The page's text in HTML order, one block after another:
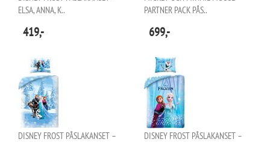
ELSA, ANNA, K..
419,-
PARTNER PACK PÅS..
699,-
DISNEY FROST PÅSLAKANSET –
DISNEY FROST PÅSLAKANSET –